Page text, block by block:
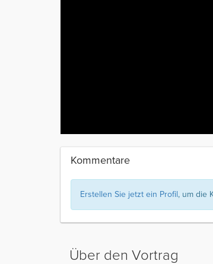
Kommentare
Erstellen Sie jetzt ein Profil, um die
Über den Vortrag